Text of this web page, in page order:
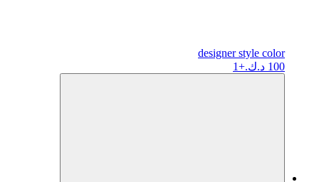
designerstyle color
100 د.ك.
+1